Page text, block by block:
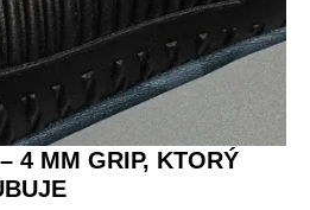
4 MM GRIP, KTORÝ